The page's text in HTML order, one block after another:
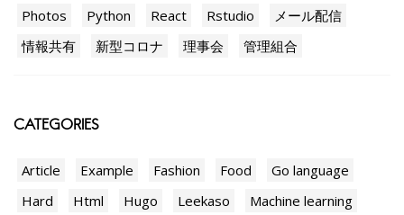
Photos
Python React Rstudio
メール配信
情報共有
新型コロナ 理事会 管理組合
CATEGORIES
Article Example Fashion Food
Go language
Hard
Html Hugo Leekaso
Machine learning